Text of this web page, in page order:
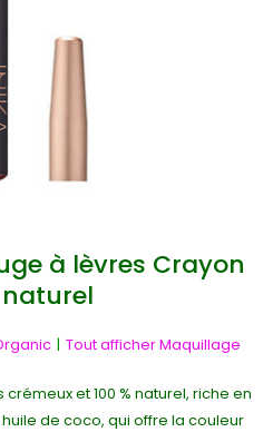
à lèvres Crayon
naturel
Tout afficher Maquillage
et 100 % naturel, riche en
de coco, qui offre la couleur